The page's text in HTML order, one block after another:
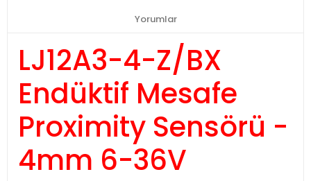
Yorumlar
LJ12A3-4-Z/BX
Endüktif Mesafe
Proximity Sensörü -
4mm 6-36V